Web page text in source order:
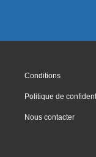
Conditions
Politique de
Nous contacter